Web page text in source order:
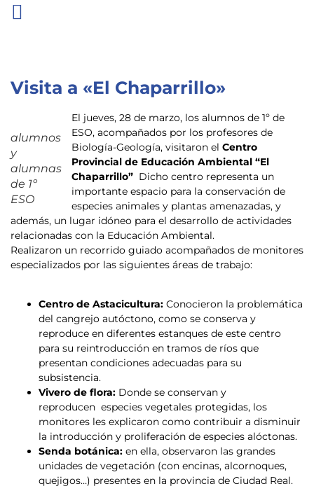
Visita a «El Chaparrillo»
alumnos
y
alumnas
de 1º
ESO
El jueves, 28 de marzo, los alumnos de 1º de
ESO, acompañados por los profesores de
Biología-Geología, visitaron el Centro
Provincial de Educación Ambiental “El
Chaparrillo” Dicho centro representa un
importante espacio para la conservación de
especies animales y plantas amenazadas, y
además, un lugar idóneo para el desarrollo de actividades
relacionadas con la Educación Ambiental.
Realizaron un recorrido guiado acompañados de monitores
especializados por las siguientes áreas de trabajo:
Centro de Astacicultura: Conocieron la problemática
del cangrejo autóctono, como se conserva y
reproduce en diferentes estanques de este centro
para su reintroducción en tramos de ríos que
presentan condiciones adecuadas para su
subsistencia.
Vivero de flora: Donde se conservan y
reproducen especies vegetales protegidas, los
monitores les explicaron como contribuir a disminuir
la introducción y proliferación de especies alóctonas.
Senda botánica: en ella, observaron las grandes
unidades de vegetación (con encinas, alcornoques,
quejigos…) presentes en la provincia de Ciudad Real.